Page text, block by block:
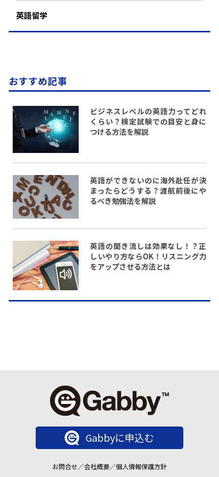
英語留学
おすすめ記事
ビジネスレベルの英語力ってどれ
くらい？検定試験での目安と身に
つける方法を解説
英語ができないのに海外赴任が決
まったらどうする？渡航前後にや
るべき勉強法を解説
英語の聞き流しは効果なし！？正
しいやり方ならOK！リスニング力
をアップさせる方法とは
Gabbyに申込む
お問合せ／会社概要／個人情報保護方針